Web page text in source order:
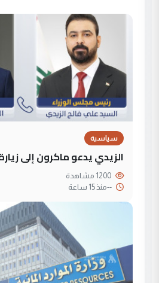
سياسية
الزيدي يدعو ماكرون إلى
--منذ 15 ساعة